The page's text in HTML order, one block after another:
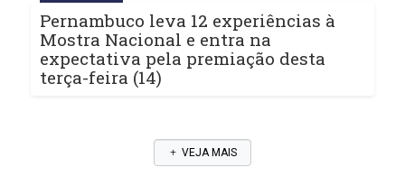
Pernambuco leva 12 experiências à
Mostra Nacional e entra na
expectativa pela premiação desta
terça-feira (14)
VEJA MAIS